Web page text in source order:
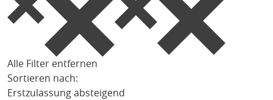
Alle Filter entfernen
Sortieren nach:
Erstzulassung absteigend